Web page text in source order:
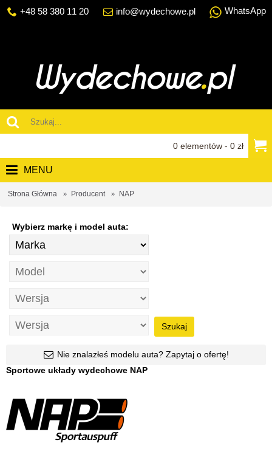
+48 58 380 11 20 info@wydechowe.pl WhatsApp
0 elementów - 0 zł
MENU
Strona Główna Producent NAP
Wybierz markę i model auta:
Szukaj
Nie znalazłeś modelu auta? Zapytaj o ofertę!
Sportowe układy wydechowe NAP